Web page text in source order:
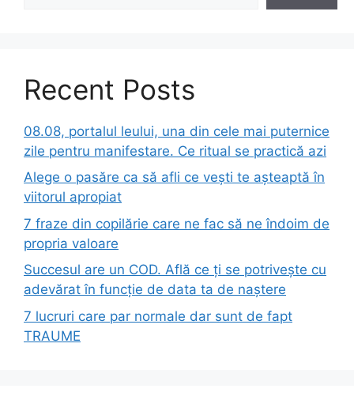
Recent Posts
08.08, portalul leului, una din cele mai puternice
zile pentru manifestare. Ce ritual se practică azi
Alege o pasăre ca să afli ce vești te așteaptă în
viitorul apropiat
7 fraze din copilărie care ne fac să ne îndoim de
propria valoare
Succesul are un COD. Află ce ți se potrivește cu
adevărat în funcție de data ta de naștere
7 lucruri care par normale dar sunt de fapt
TRAUME